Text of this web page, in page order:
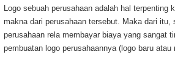
Logo sebuah perusahaan adalah hal terpenting
makna dari perusahaan tersebut. Maka dari itu,
perusahaan rela membayar biaya yang sangat
pembuatan logo perusahaannya (logo baru atau